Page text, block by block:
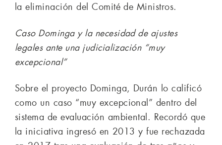
la eliminación del Comité de Ministros.
Caso Dominga y la necesidad de ajustes
legales ante una judicialización “muy
excepcional”
Sobre el proyecto Dominga, Durán lo calificó
como un caso “muy excepcional” dentro del
sistema de evaluación ambiental. Recordó que
la iniciativa ingresó en 2013 y fue rechazada